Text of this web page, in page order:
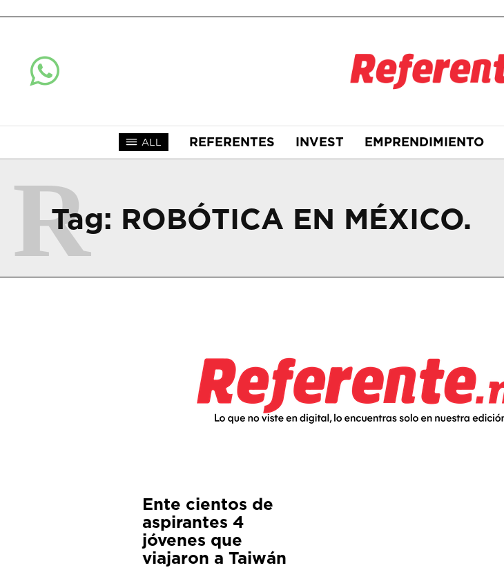
ALL REFERENTES INVEST EMPRENDIMIENTO
Tag: ROBÓTICA EN MÉXICO.
R
Ente cientos de
aspirantes 4
jóvenes que
viajaron a Taiwán